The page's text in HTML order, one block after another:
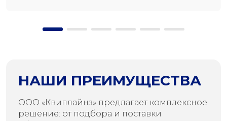
НАШИ ПРЕИМУЩЕСТВА
ООО «Квиплайнз» предлагает комплексное
решение: от подбора и поставки